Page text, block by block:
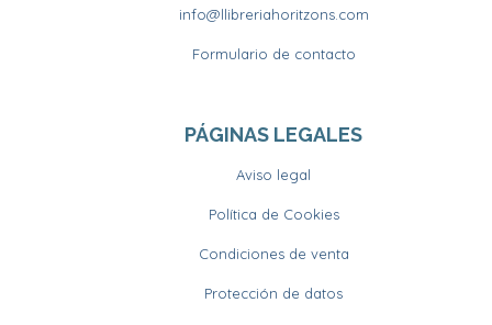
info@llibreriahoritzons.com
Formulario de contacto
PÁGINAS LEGALES
Aviso legal
Política de Cookies
Condiciones de venta
Protección de datos